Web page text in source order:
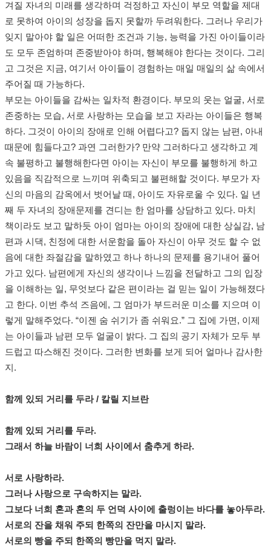
겨질 자녀의 미래를 생각하며 걱정하고 자신이 부모 역할을 제대
로 못하여 아이의 성장을 돕지 못할까 두려워한다. 그러나 우리가
잊지 말아야 할 일은 어떠한 조건과 기능, 능력을 가진 아이들이라
도 모두 존엄하며 존중받아야 하며, 행복해야 한다는 것이다. 그리
고 그것은 지금, 여기서 아이들이 경험하는 매일 매일의 삶 속에서
주어질 때 가능하다.
부모는 아이들을 감싸는 일차적 환경이다. 부모의 웃는 얼굴, 서로
존중하는 모습, 서로 사랑하는 모습을 보고 자라는 아이들은 행복
하다. 그것이 아이의 장애로 인해 어렵다고? 돕지 않는 남편, 아내
때문에 힘들다고? 과연 그러한가? 만약 그러하다고 생각하고 계
속 불평하고 불행해한다면 아이는 자신이 부모를 불행하게 하고
있음을 직감적으로 느끼며 위축되고 불편해할 것이다. 부모가 자
신의 마음의 감옥에서 벗어날 때, 아이도 자유로울 수 있다. 일 년
째 두 자녀의 장애문제를 견디는 한 엄마를 상담하고 있다. 마치
책이라도 보고 말하듯 아이 엄마는 아이의 장애에 대한 상실감, 남
편과 시댁, 친정에 대한 서운함을 돌아 자신이 아무 것도 할 수 없
음에 대한 좌절감을 말하였고 하나 하나의 문제를 용기내어 풀어
가고 있다. 남편에게 자신의 생각이나 느낌을 전달하고 그의 입장
을 이해하는 일, 무엇보다 같은 편이라는 걸 믿는 일이 가능해졌다
고 한다. 이번 추석 즈음에, 그 엄마가 부드러운 미소를 지으며 이
렇게 말해주었다. “이젠 숨 쉬기가 좀 쉬워요.” 그 집에 가면, 이제
는 아이들과 남편 모두 얼굴이 밝다. 그 집의 공기 자체가 모두 부
드럽고 따스해진 것이다. 그러한 변화를 보게 되어 얼마나 감사한
지.
함께 있되 거리를 두라 / 칼릴 지브란
함께 있되 거리를 두라.
그래서 하늘 바람이 너희 사이에서 춤추게 하라.
서로 사랑하라.
그러나 사랑으로 구속하지는 말라.
그보다 너희 혼과 혼의 두 언덕 사이에 출렁이는 바다를 놓아두라.
서로의 잔을 채워 주되 한쪽의 잔만을 마시지 말라.
서로의 빵을 주되 한쪽의 빵만을 먹지 말라.